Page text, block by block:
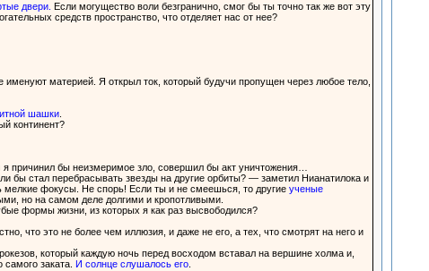
двери.
Если могущество воли безгранично, смог бы ты точно так же вот эту
средств пространство, что отделяет нас от нее?
материей. Я открыл ток, который будучи пропущен через любое тело,
шашки.
континент?
бы неизмеримое зло, совершил бы акт уничтожения…
бы стал перебрасывать звезды на другие орбиты? — заметил Нианатилока и
фокусы. Не спорь! Если ты и не смеешься, то другие ученые
но на самом деле долгими и кропотливыми.
формы жизни, из которых я как раз высвободился?
что это не более чем иллюзия, и даже не его, а тех, что смотрят на него и
который каждую ночь перед восходом вставал на вершине холма и,
заката.
И солнце слушалось его.